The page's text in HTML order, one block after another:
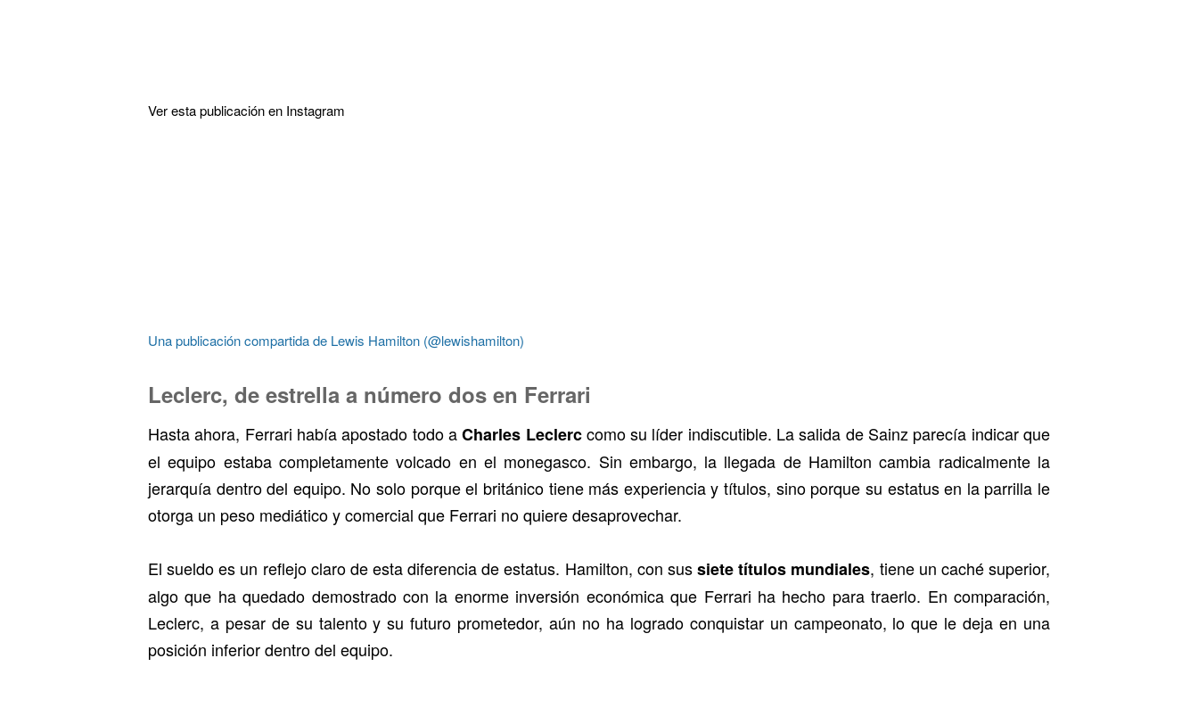
Ver esta publicación en Instagram
Una publicación compartida de Lewis Hamilton (@lewishamilton)
Leclerc, de estrella a número dos en Ferrari
Hasta ahora, Ferrari había apostado todo aCharles Leclerccomo su líder indiscutible. La salida de Sainz parecía indicar que
el equipo estaba completamente volcado en el monegasco. Sin embargo, la llegada de Hamilton cambia radicalmente la
jerarquía dentro del equipo. No solo porque el británico tiene más experiencia y títulos, sino porque su estatus en la parrilla le
otorga un peso mediático y comercial que Ferrari no quiere desaprovechar.
El sueldo es un reflejo claro de esta diferencia de estatus. Hamilton, con sussiete títulos mundiales, tiene un caché superior,
algo que ha quedado demostrado con la enorme inversión económica que Ferrari ha hecho para traerlo. En comparación,
Leclerc, a pesar de su talento y su futuro prometedor, aún no ha logrado conquistar un campeonato, lo que le deja en una
posición inferior dentro del equipo.